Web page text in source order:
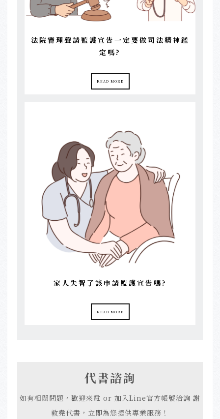
法院審理聲請監護宣告一定要做司法精神鑑
定嗎?
READ MORE
家人失智了該申請監護宣告嗎?
READ MORE
代書諮詢
如有相關問題，歡迎來電 or 加入Line官方帳號洽詢 謝
敦堯代書，立即為您提供專業服務！